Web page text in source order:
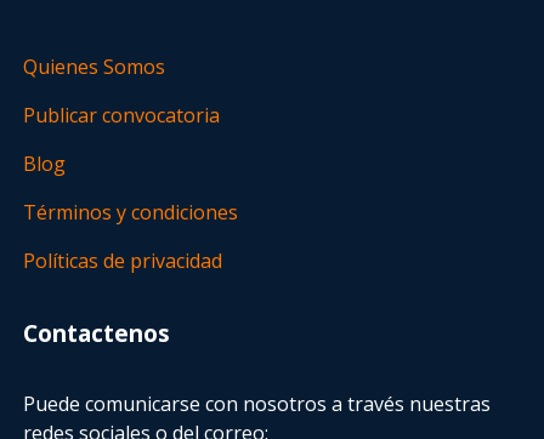
Quienes Somos
Publicar convocatoria
Blog
Términos y condiciones
Políticas de privacidad
Contactenos
Puede comunicarse con nosotros a través nuestras
redes sociales o del correo: